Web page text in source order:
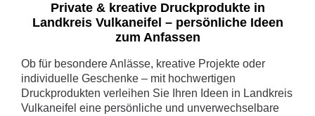
Private & kreative Druckprodukte in
Landkreis Vulkaneifel – persönliche Ideen
zum Anfassen
Ob für besondere Anlässe, kreative Projekte oder
individuelle Geschenke – mit hochwertigen
Druckprodukten verleihen Sie Ihren Ideen in Landkreis
Vulkaneifel eine persönliche und unverwechselbare